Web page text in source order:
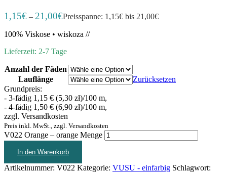
1,15€ – 21,00€Preisspanne: 1,15€ bis 21,00€
100% Viskose • wiskoza //
Lieferzeit: 2-7 Tage
Anzahl der Fäden
Lauflänge
Zurücksetzen
Grundpreis:
- 3-fädig 1,15 € (5,30 zł)/100 m,
- 4-fädig 1,50 € (6,90 zł)/100 m,
zzgl. Versandkosten
Preis inkl. MwSt., zzgl. Versandkosten
V022 Orange – orange Menge
In den Warenkorb
Artikelnummer: V022 Kategorie: VUSU - einfarbig Schlagwort: